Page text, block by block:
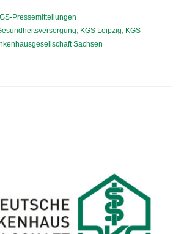
Pressemitteilungen
KGS Leipzig
KGS-
Sachsen